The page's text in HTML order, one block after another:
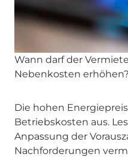
Wann darf der
Nebenkosten erhöhen?
Die hohen
Betriebskosten aus.
Anpassung der
Nachforderungen